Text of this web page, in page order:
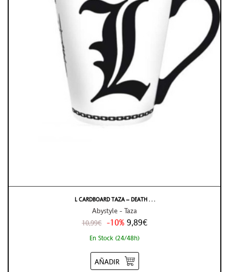
L CARDBOARD TAZA – DEATH . . .
Abystyle - Taza
10,99€ -10% 9,89€
En Stock (24/48h)
AÑADIR